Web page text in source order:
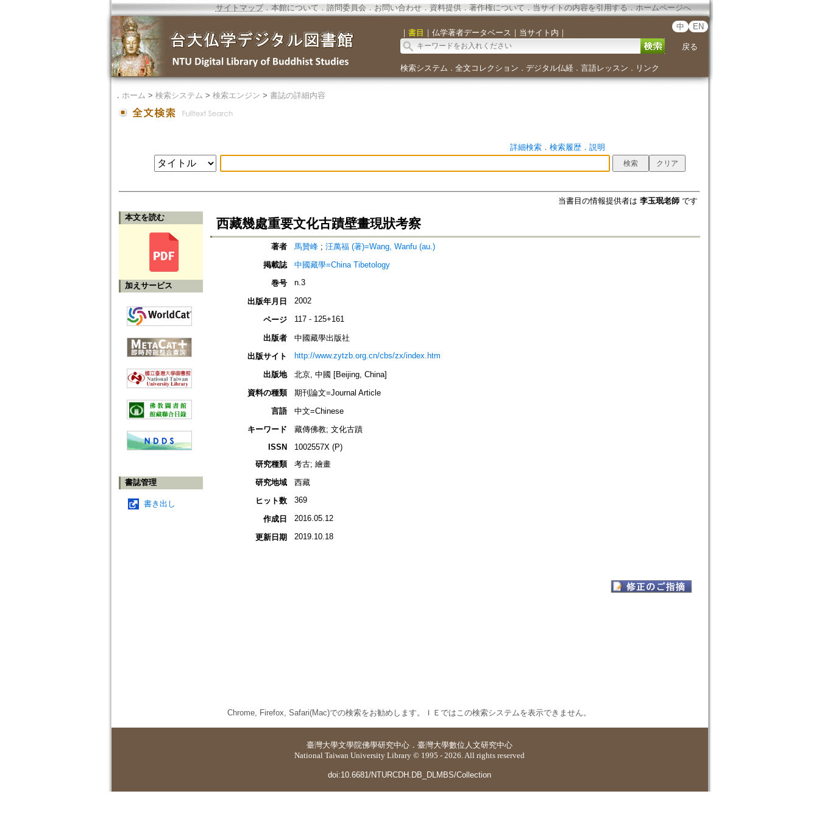
サイトマップ．本館について ． 諮問委員会． お問い合わせ． 資料提供． 著作権について．当サイトの内容を引用する ． ホームページへ
｜ 書目 ｜ 仏学著者データベース ｜ 当サイト内 ｜
中 EN
戻る
検索システム ． 全文コレクション ． デジタル仏経． 言語レッスン ． リンク
． ホーム > 検索システム > 検索エンジン > 書誌の詳細内容
詳細検索． 検索履歴． 説明
当書目の情報提供者は 李玉珉老師です
本文を読む
加えサービス
書誌管理
書き出し
西藏幾處重要文化古蹟壁畫現狀考察
著者 馬贊峰; 汪萬福 (著)=Wang, Wanfu (au.)
掲載誌
中國藏學=China Tibetology
巻号
n.3
出版年月日 2002
ページ 117 - 125+161
出版者
中國藏學出版社
出版サイト
http://www.zytzb.org.cn/cbs/zx/index.htm
出版地
北京, 中國 [Beijing, China]
資料の種類
期刊論文=Journal Article
言語
中文=Chinese
キーワード
藏傳佛教; 文化古蹟
ISSN
1002557X (P)
研究種類
考古; 繪畫
研究地域
西藏
ヒット数
369
作成日 2016.05.12
更新日期 2019.10.18
Chrome, Firefox, Safari(Mac)での検索をお勧めします。ＩＥではこの検索システムを表示できません。
臺灣大學文學院佛學研究中心 ． 臺灣大學數位人文研究中心
National Taiwan University Library © 1995 - 2026. All rights reserved
doi:10.6681/NTURCDH.DB_DLMBS/Collection